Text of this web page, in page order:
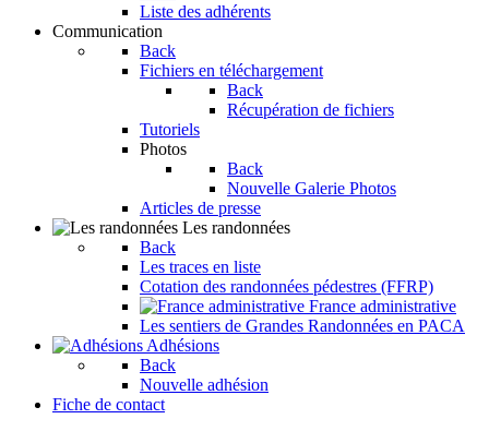
Liste des adhérents
Communication
Back
Fichiers en téléchargement
Back
Récupération de fichiers
Tutoriels
Photos
Back
Nouvelle Galerie Photos
Articles de presse
Les randonnées
Back
Les traces en liste
Cotation des randonnées pédestres (FFRP)
France administrative
Les sentiers de Grandes Randonnées en PACA
Adhésions
Back
Nouvelle adhésion
Fiche de contact